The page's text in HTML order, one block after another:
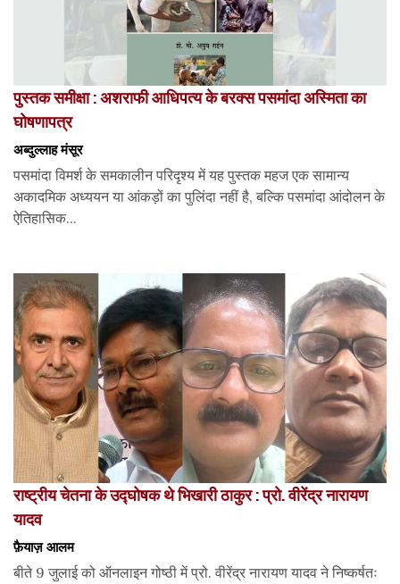
पुस्तक समीक्षा : अशराफी आधिपत्य के बरक्स पसमांदा अस्मिता का
घोषणापत्र
अब्दुल्लाह मंसूर
पसमांदा विमर्श के समकालीन परिदृश्य में यह पुस्तक महज एक सामान्य
अकादमिक अध्ययन या आंकड़ों का पुलिंदा नहीं है, बल्कि पसमांदा आंदोलन के
ऐतिहासिक...
राष्ट्रीय चेतना के उद्घोषक थे भिखारी ठाकुर : प्रो. वीरेंद्र नारायण
यादव
फ़ैयाज़ आलम
बीते 9 जुलाई को ऑनलाइन गोष्ठी में प्रो. वीरेंद्र नारायण यादव ने निष्कर्षतः